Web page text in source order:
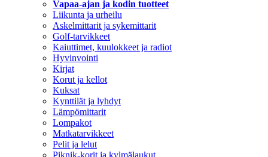
Vapaa-ajan ja kodin tuotteet
Liikunta ja urheilu
Askelmittarit ja sykemittarit
Golf-tarvikkeet
Kaiuttimet, kuulokkeet ja radiot
Hyvinvointi
Kirjat
Korut ja kellot
Kuksat
Kynttilät ja lyhdyt
Lämpömittarit
Lompakot
Matkatarvikkeet
Pelit ja lelut
Piknik-korit ja kylmälaukut